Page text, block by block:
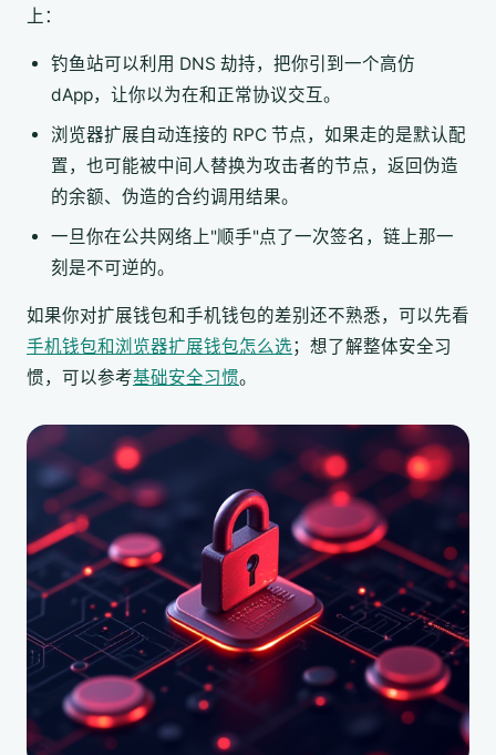
上：
钓鱼站可以利用 DNS 劫持，把你引到一个高仿
dApp，让你以为在和正常协议交互。
浏览器扩展自动连接的 RPC 节点，如果走的是默认配
置，也可能被中间人替换为攻击者的节点，返回伪造
的余额、伪造的合约调用结果。
一旦你在公共网络上"顺手"点了一次签名，链上那一
刻是不可逆的。
如果你对扩展钱包和手机钱包的差别还不熟悉，可以先看
手机钱包和浏览器扩展钱包怎么选；想了解整体安全习
惯，可以参考基础安全习惯。